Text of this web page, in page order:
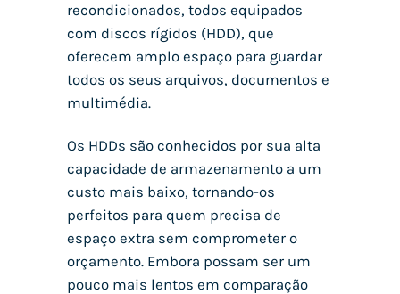
recondicionados, todos equipados
com discos rígidos (HDD), que
oferecem amplo espaço para guardar
todos os seus arquivos, documentos e
multimédia.
Os HDDs são conhecidos por sua alta
capacidade de armazenamento a um
custo mais baixo, tornando-os
perfeitos para quem precisa de
espaço extra sem comprometer o
orçamento. Embora possam ser um
pouco mais lentos em comparação